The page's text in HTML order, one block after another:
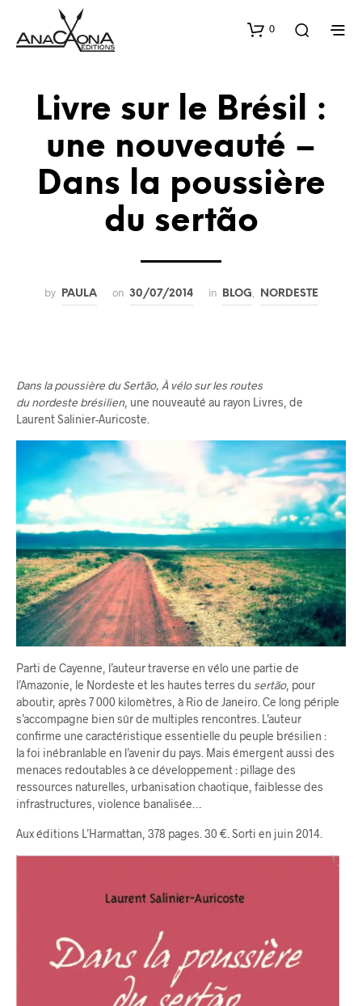
0
Livre sur le Brésil :
une nouveauté –
Dans la poussière
du sertão
by PAULA on 30/07/2014 in BLOG NORDESTE
Dans la poussière du Sertão, À vélo sur les routes
du nordeste brésilien, une nouveauté au rayon Livres, de
Laurent Salinier-Auricoste.
Parti de Cayenne, l’auteur traverse en vélo une partie de
l’Amazonie, le Nordeste et les hautes terres du sertão, pour
aboutir, après 7 000 kilomètres, à Rio de Janeiro. Ce long périple
s’accompagne bien sûr de multiples rencontres. L’auteur
confirme une caractéristique essentielle du peuple brésilien :
la foi inébranlable en l’avenir du pays. Mais émergent aussi des
menaces redoutables à ce développement : pillage des
ressources naturelles, urbanisation chaotique, faiblesse des
infrastructures, violence banalisée…
Aux éditions L’Harmattan, 378 pages. 30 €. Sorti en juin 2014.